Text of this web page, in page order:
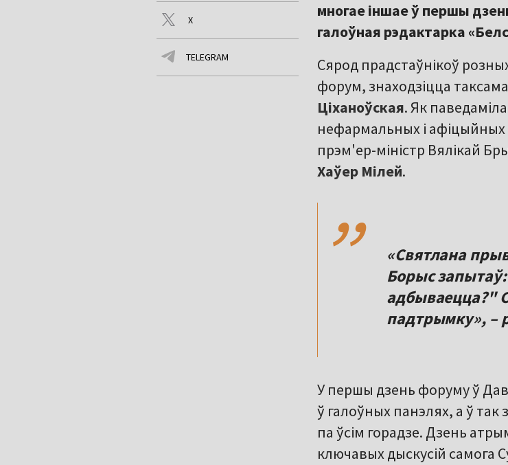
X
TELEGRAM
многае іншае ў першы
галоўная рэдактарка
Сярод прадстаўнікоў
форум, знаходзіцца
Ціханоўская. Як паведаміла
нефармальных і афіцыйных
прэм'ер-міністр Вялікай
Хаўер Мілей.
,,
«Святлана
Борыс
адбываецца?"
падтрымку», –
У першы дзень форуму ў
ў галоўных панэлях, а ў так
па ўсім горадзе. Дзень
ключавых дыскусій самога